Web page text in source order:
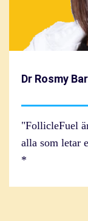
Dr Rosmy
"FollicleFuel
alla som letar
*